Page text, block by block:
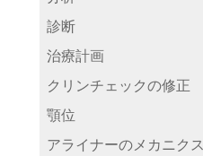
診断
治療計画
クリンチェックの修正
顎位
アライナーのメカニクス